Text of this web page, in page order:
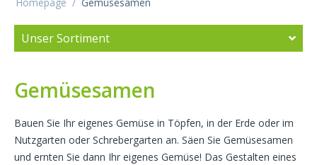
Homepage / Gemüsesamen
Unser Sortiment
Gemüsesamen
Bauen Sie Ihr eigenes Gemüse in Töpfen, in der Erde oder im
Nutzgarten oder Schrebergarten an. Säen Sie Gemüsesamen
und ernten Sie dann Ihr eigenes Gemüse! Das Gestalten eines